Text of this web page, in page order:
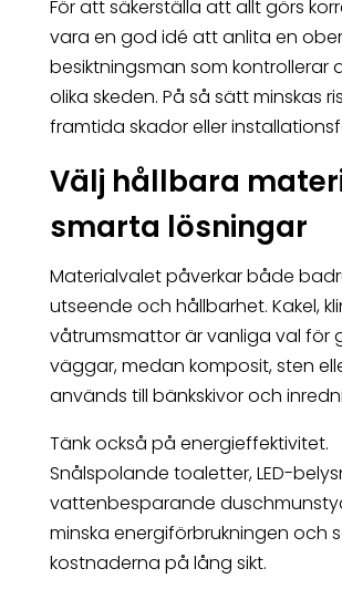
För att säkerställa att allt görs
vara en god idé att anlita en
besiktningsman som kontrollerar
olika skeden. På så sätt minskas
framtida skador eller
Välj hållbara
smarta lösningar
Materialvalet påverkar både
utseende och hållbarhet. Kakel,
våtrumsmattor är vanliga val för
väggar, medan komposit, sten
används till bänkskivor och
Tänk också på energieffektivitet.
Snålspolande toaletter, LED-
vattenbesparande
minska energiförbrukningen och
kostnaderna på lång sikt.